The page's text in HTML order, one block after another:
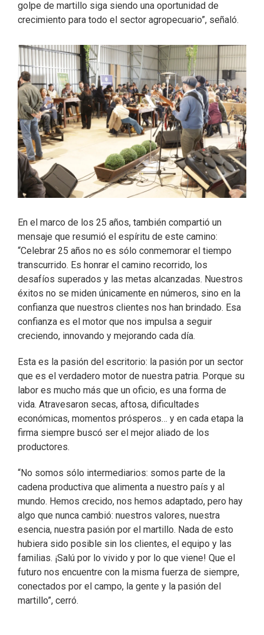
golpe de martillo siga siendo una oportunidad de
crecimiento para todo el sector agropecuario”, señaló.
En el marco de los 25 años, también compartió un
mensaje que resumió el espíritu de este camino:
“Celebrar 25 años no es sólo conmemorar el tiempo
transcurrido. Es honrar el camino recorrido, los
desafíos superados y las metas alcanzadas. Nuestros
éxitos no se miden únicamente en números, sino en la
confianza que nuestros clientes nos han brindado. Esa
confianza es el motor que nos impulsa a seguir
creciendo, innovando y mejorando cada día.
Esta es la pasión del escritorio: la pasión por un sector
que es el verdadero motor de nuestra patria. Porque su
labor es mucho más que un oficio, es una forma de
vida. Atravesaron secas, aftosa, dificultades
económicas, momentos prósperos… y en cada etapa la
firma siempre buscó ser el mejor aliado de los
productores.
“No somos sólo intermediarios: somos parte de la
cadena productiva que alimenta a nuestro país y al
mundo. Hemos crecido, nos hemos adaptado, pero hay
algo que nunca cambió: nuestros valores, nuestra
esencia, nuestra pasión por el martillo. Nada de esto
hubiera sido posible sin los clientes, el equipo y las
familias. ¡Salú por lo vivido y por lo que viene! Que el
futuro nos encuentre con la misma fuerza de siempre,
conectados por el campo, la gente y la pasión del
martillo”, cerró.